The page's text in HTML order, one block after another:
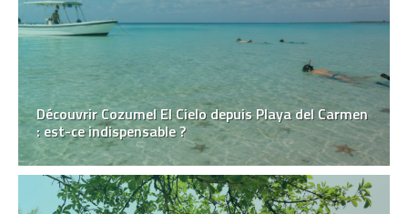
Découvrir Cozumel El Cielo depuis Playa del Carmen
: est-ce indispensable ?